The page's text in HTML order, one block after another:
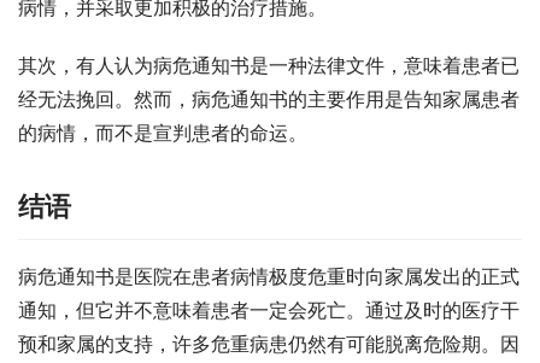
病情，并采取更加积极的治疗措施。
其次，有人认为病危通知书是一种法律文件，意味着患者已
经无法挽回。然而，病危通知书的主要作用是告知家属患者
的病情，而不是宣判患者的命运。
结语
病危通知书是医院在患者病情极度危重时向家属发出的正式
通知，但它并不意味着患者一定会死亡。通过及时的医疗干
预和家属的支持，许多危重病患仍然有可能脱离危险期。因